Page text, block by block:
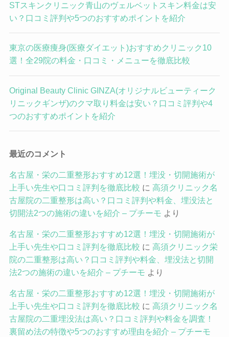
STスキンクリニック青山のヴェルベットスキン料金は安
い？口コミ評判や5つのおすすめポイントを紹介
東京の医療痩身(医療ダイエット)おすすめクリニック10
選！全29院の料金・口コミ・メニューを徹底比較
Original Beauty Clinic GINZA(オリジナルビューティーク
リニックギンザ)のクマ取り料金は安い？口コミ評判や4
つのおすすめポイントを紹介
最近のコメント
名古屋・栄の二重整形おすすめ12選！埋没・切開施術が
上手い先生や口コミ評判を徹底比較 に 高須クリニック名
古屋院の二重整形は高い？口コミ評判や料金、埋没法と
切開法2つの施術の違いを紹介 – プチーモ より
名古屋・栄の二重整形おすすめ12選！埋没・切開施術が
上手い先生や口コミ評判を徹底比較 に 高須クリニック栄
院の二重整形は高い？口コミ評判や料金、埋没法と切開
法2つの施術の違いを紹介 – プチーモ より
名古屋・栄の二重整形おすすめ12選！埋没・切開施術が
上手い先生や口コミ評判を徹底比較 に 高須クリニック名
古屋院の二重埋没法は高い？口コミ評判や料金を調査！
裏留め法の特徴や5つのおすすめ理由を紹介 – プチーモ